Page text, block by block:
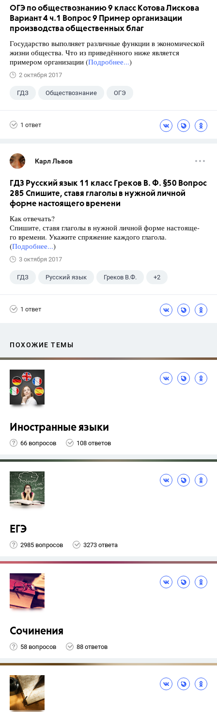
ОГЭ по обществознанию 9 класс Котова Лискова
Вариант 4 ч.1 Вопрос 9 Пример организации
производства общественных благ
Государство выполняет различные функции в экономической
жизни общества. Что из приведённого ниже является
примером организации (Подробнее...)
2 октября 2017
ГДЗ Обществознание ОГЭ
1 ответ
Карл Львов
ГДЗ Русский язык 11 класс Греков В. Ф. §50 Вопрос
285 Спишите, ставя глаголы в нужной личной
форме настоящего времени
Как отвечать?
Спишите, ставя глаголы в нужной личной форме настояще-
го времени. Укажите спряжение каждого глагола.
(Подробнее...)
3 октября 2017
ГДЗ Русский язык Греков В.Ф. +2
1 ответ
ПОХОЖИЕ ТЕМЫ
Иностранные языки
66 вопросов 108 ответов
ЕГЭ
2985 вопросов 3273 ответа
Сочинения
58 вопросов 88 ответов